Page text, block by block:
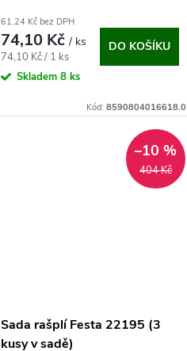
61,24 Kč bez DPH
74,10 Kč/ ks
Měrná
cena:
74,10 Kč / 1 ks
Skladem 8 ks
DO KOŠÍKU
Kód:
404 Kč
–10 %
Sada rašplí Festa 22195 (3
kusy v sadě)